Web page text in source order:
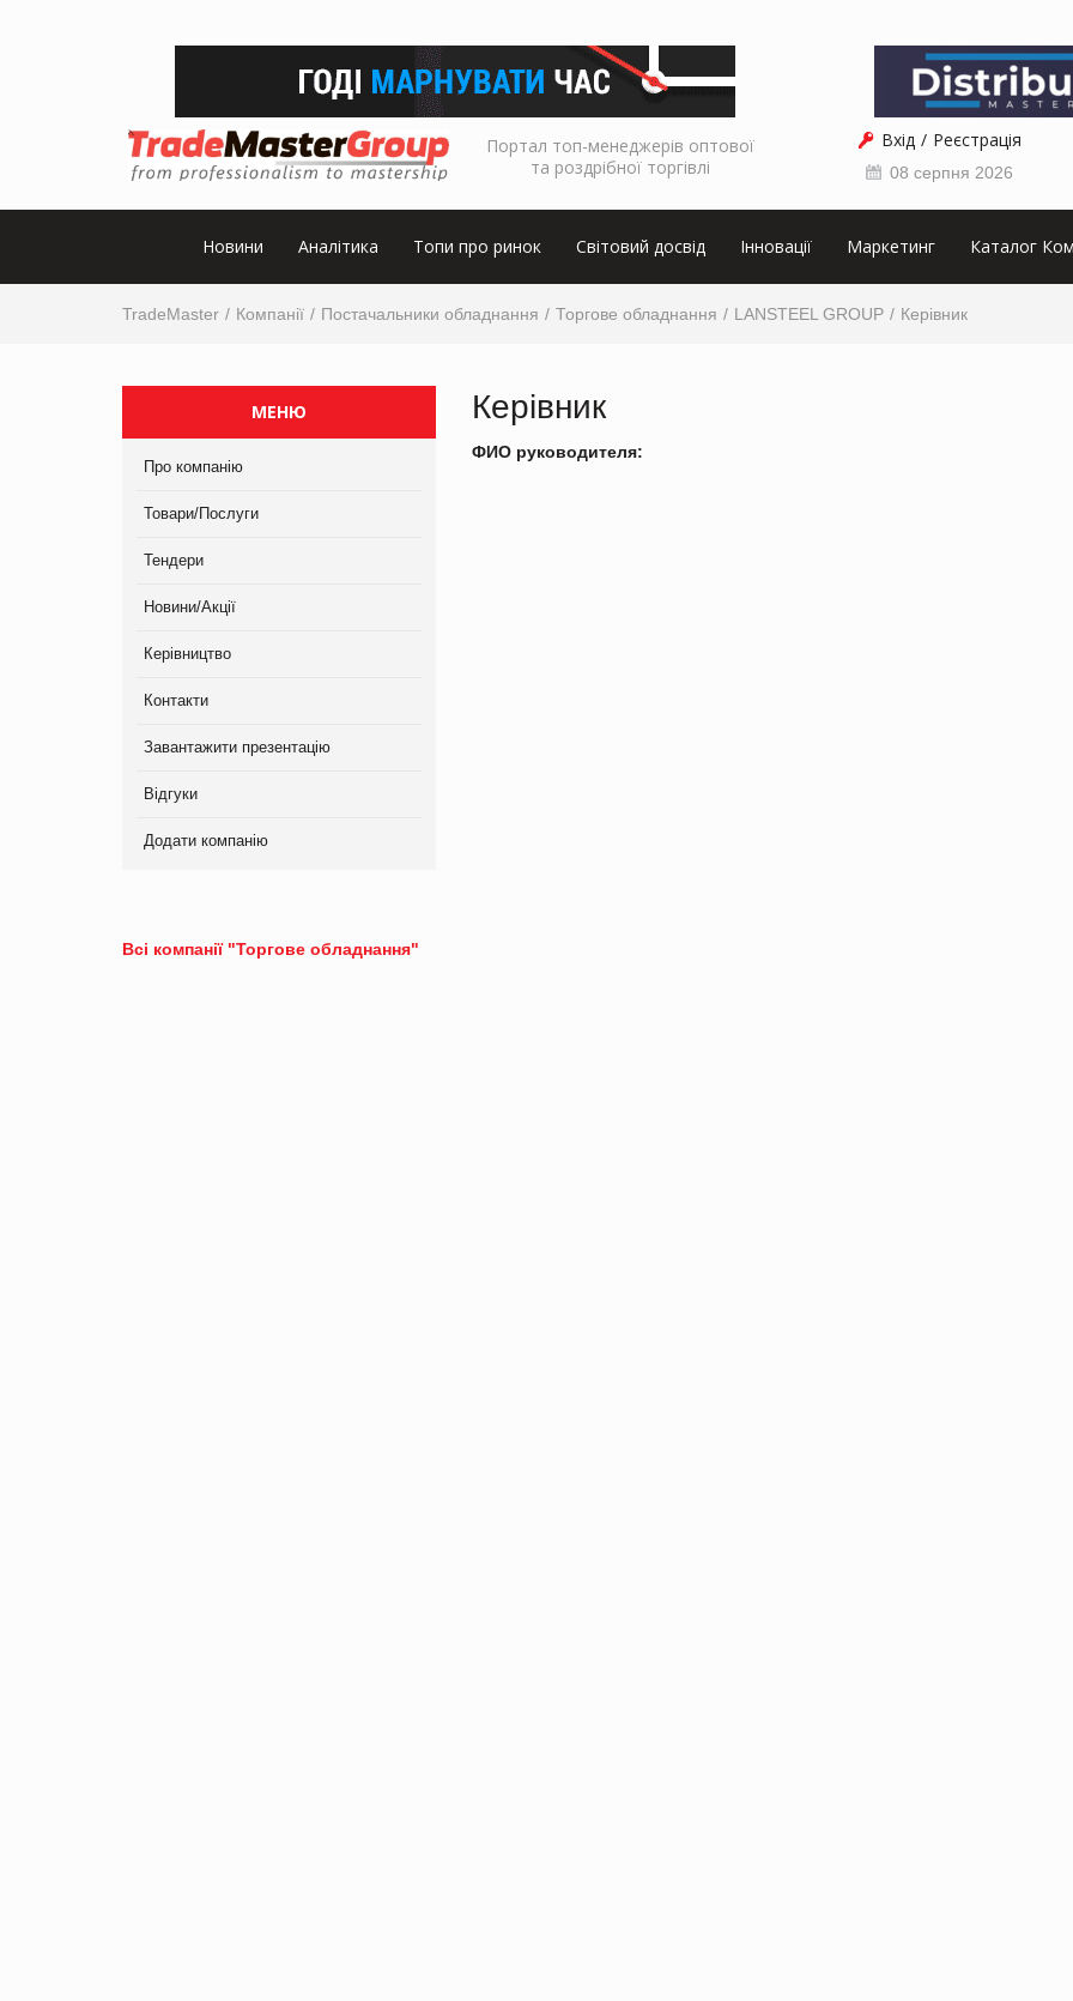
Портал топ-менеджерів оптової
та роздрібної торгівлі
Вхід Реєстрація
08 серпня 2026
Новини Аналітика Топи про ринок Світовий досвід Інновації Маркетинг Каталог
TradeMaster Компанії Постачальники обладнання Торгове обладнання LANSTEEL GROUP Керівник
МЕНЮ
Про компанію
Товари/Послуги
Тендери
Новини/Акції
Керівництво
Контакти
Завантажити презентацію
Відгуки
Додати компанію
Керівник
ФИО руководителя:
Всі компанії "Торгове обладнання"